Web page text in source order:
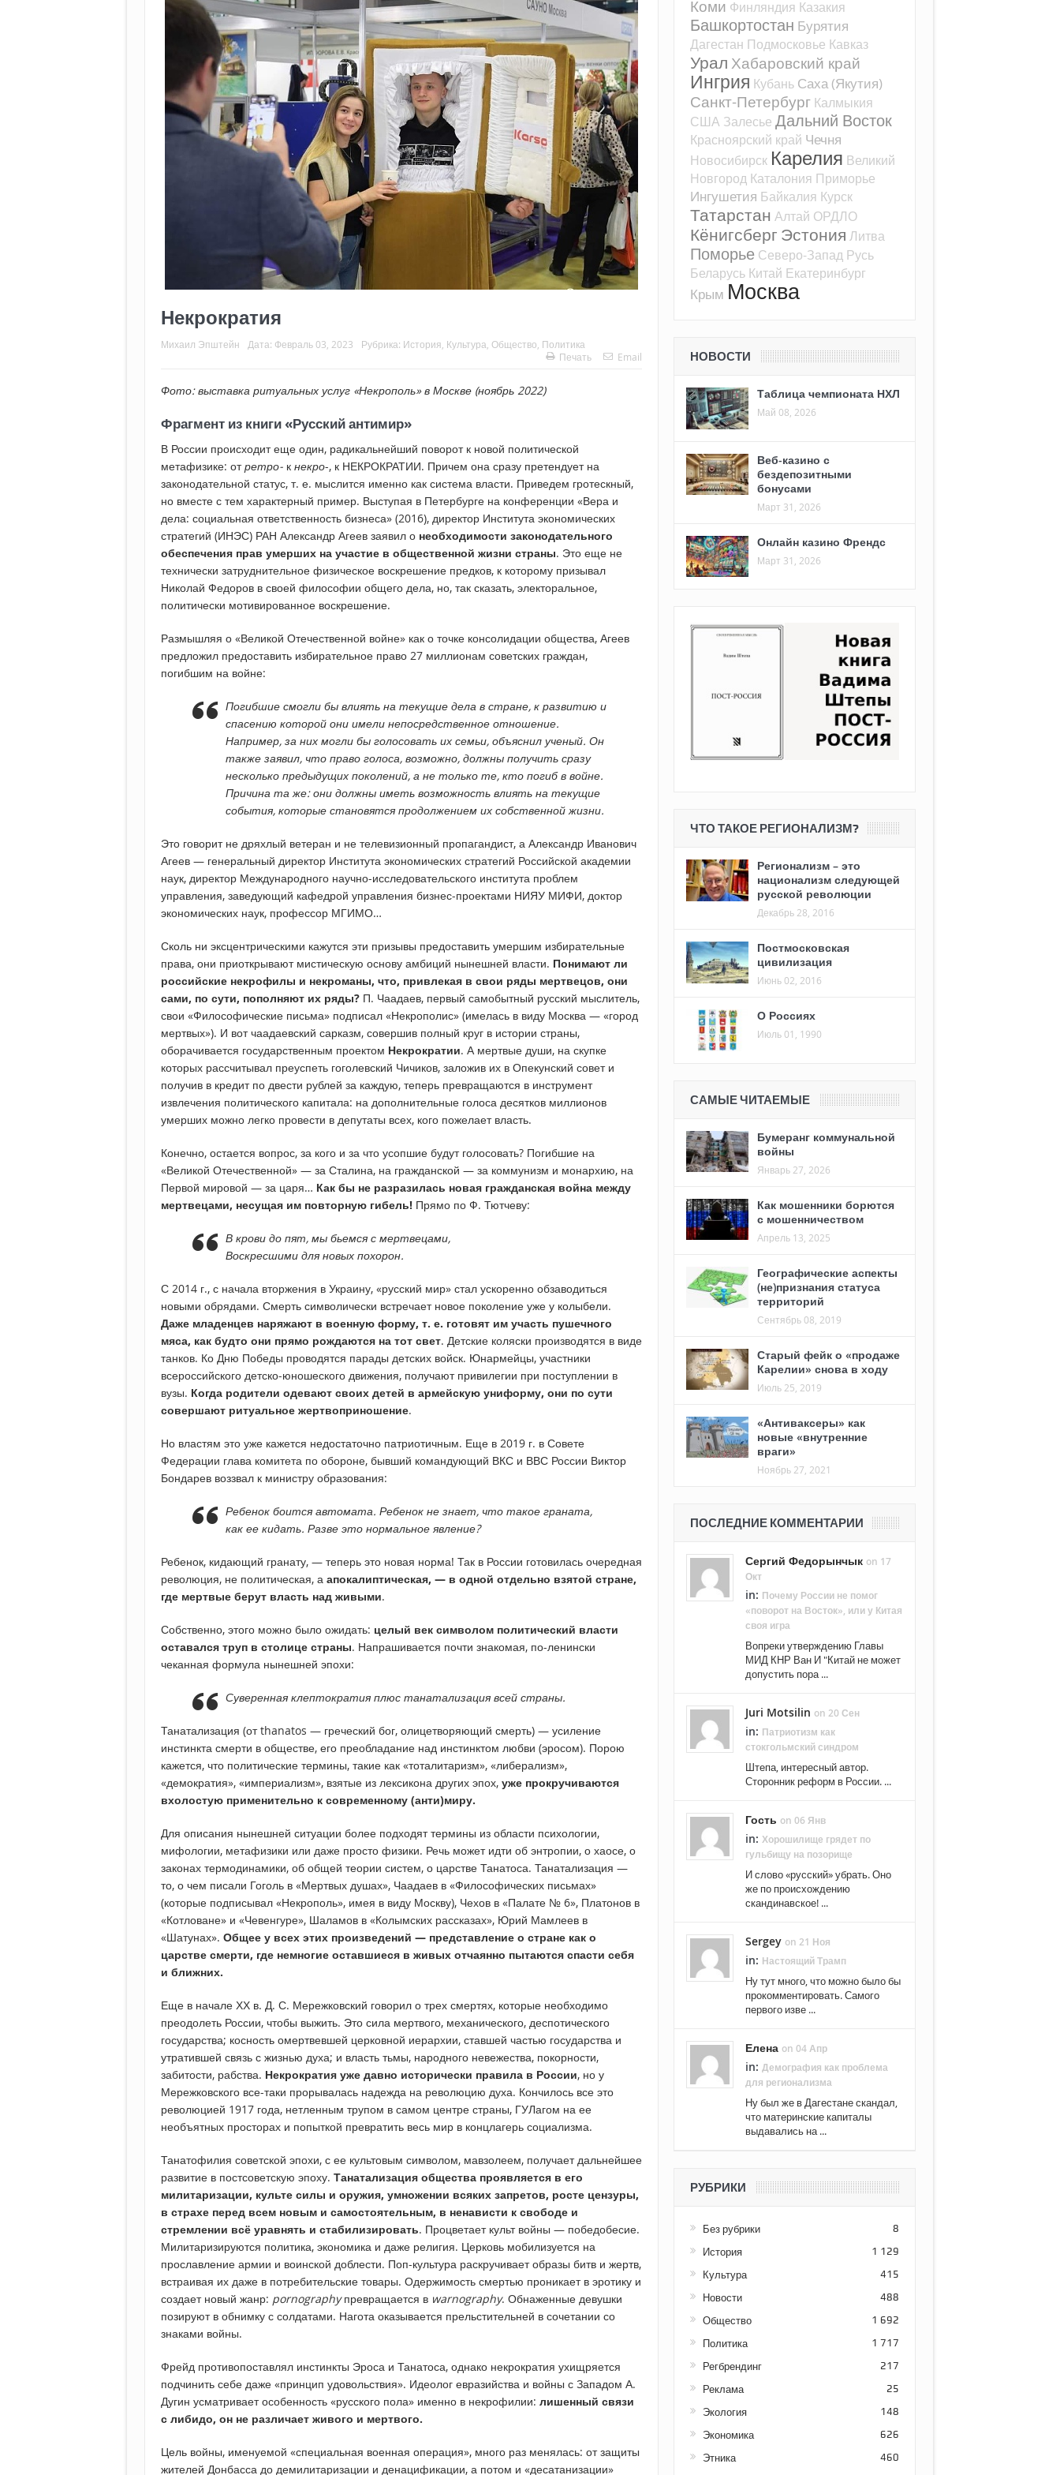
Некрократия
Михаил Эпштейн Дата: Февраль 03, 2023 Рубрика: История Культура Общество Политика
Печать
Email
Фото: выставка ритуальных услуг «Некрополь» в Москве (ноябрь 2022)
Фрагмент из книги «Русский антимир»
В России происходит еще один, радикальнейший поворот к новой политической
метафизике: отретро- к некро-, к НЕКРОКРАТИИ. Причем она сразу претендует на
законодательной статус, т. е. мыслится именно как система власти. Приведем гротескный,
но вместе с тем характерный пример. Выступая в Петербурге на конференции «Вера и
дела: социальная ответственность бизнеса» (2016), директор Института экономических
стратегий (ИНЭС) РАН Александр Агеев заявил о необходимости законодательного
обеспечения прав умерших на участие в общественной жизни страны. Это еще не
технически затруднительное физическое воскрешение предков, к которому призывал
Николай Федоров в своей философии общего дела, но, так сказать, электоральное,
политически мотивированное воскрешение.
Размышляя о «Великой Отечественной войне» как о точке консолидации общества, Агеев
предложил предоставить избирательное право 27 миллионам советских граждан,
погибшим на войне:
Погибшие смогли бы влиять на текущие дела в стране, к развитию и
спасению которой они имели непосредственное отношение.
Например, за них могли бы голосовать их семьи, объяснил ученый. Он
также заявил, что право голоса, возможно, должны получить сразу
несколько предыдущих поколений, а не только те, кто погиб в войне.
Причина та же: они должны иметь возможность влиять на текущие
события, которые становятся продолжением их собственной жизни.
Это говорит не дряхлый ветеран и не телевизионный пропагандист, а Александр Иванович
Агеев — генеральный директор Института экономических стратегий Российской академии
наук, директор Международного научно-исследовательского института проблем
управления, заведующий кафедрой управления бизнес-проектами НИЯУ МИФИ, доктор
экономических наук, профессор МГИМО…
Сколь ни эксцентрическими кажутся эти призывы предоставить умершим избирательные
права, они приоткрывают мистическую основу амбиций нынешней власти. Понимают ли
российские некрофилы и некроманы, что, привлекая в свои ряды мертвецов, они
сами, по сути, пополняют их ряды? П. Чаадаев, первый самобытный русский мыслитель,
свои «Философические письма» подписал «Некрополис» (имелась в виду Москва — «город
мертвых»). И вот чаадаевский сарказм, совершив полный круг в истории страны,
оборачивается государственным проектом Некрократии. А мертвые души, на скупке
которых рассчитывал преуспеть гоголевский Чичиков, заложив их в Опекунский совет и
получив в кредит по двести рублей за каждую, теперь превращаются в инструмент
извлечения политического капитала: на дополнительные голоса десятков миллионов
умерших можно легко провести в депутаты всех, кого пожелает власть.
Конечно, остается вопрос, за кого и за что усопшие будут голосовать? Погибшие на
«Великой Отечественной» — за Сталина, на гражданской — за коммунизм и монархию, на
Первой мировой — за царя… Как бы не разразилась новая гражданская война между
мертвецами, несущая им повторную гибель! Прямо по Ф. Тютчеву:
В крови до пят, мы бьемся с мертвецами,
Воскресшими для новых похорон.
С 2014 г., с начала вторжения в Украину, «русский мир» стал ускоренно обзаводиться
новыми обрядами. Смерть символически встречает новое поколение уже у колыбели.
Даже младенцев наряжают в военную форму, т. е. готовят им участь пушечного
мяса, как будто они прямо рождаются на тот свет. Детские коляски производятся в виде
танков. Ко Дню Победы проводятся парады детских войск. Юнармейцы, участники
всероссийского детско-юношеского движения, получают привилегии при поступлении в
вузы. Когда родители одевают своих детей в армейскую униформу, они по сути
совершают ритуальное жертвоприношение.
Но властям это уже кажется недостаточно патриотичным. Еще в 2019 г. в Совете
Федерации глава комитета по обороне, бывший командующий ВКС и ВВС России Виктор
Бондарев воззвал к министру образования:
Ребенок боится автомата. Ребенок не знает, что такое граната,
как ее кидать. Разве это нормальное явление?
Ребенок, кидающий гранату, — теперь это новая норма! Так в России готовилась очередная
революция, не политическая, а апокалиптическая, — в одной отдельно взятой стране,
где мертвые берут власть над живыми.
Собственно, этого можно было ожидать: целый век символом политический власти
оставался труп в столице страны. Напрашивается почти знакомая, по-ленински
чеканная формула нынешней эпохи:
Суверенная клептократия плюс танатализация всей страны.
Танатализация (от thanatos — греческий бог, олицетворяющий смерть) — усиление
инстинкта смерти в обществе, его преобладание над инстинктом любви (эросом). Порою
кажется, что политические термины, такие как «тоталитаризм», «либерализм»,
«демократия», «империализм», взятые из лексикона других эпох, уже прокручиваются
вхолостую применительно к современному (анти)миру.
Для описания нынешней ситуации более подходят термины из области психологии,
мифологии, метафизики или даже просто физики. Речь может идти об энтропии, о хаосе, о
законах термодинамики, об общей теории систем, о царстве Танатоса. Танатализация —
то, о чем писали Гоголь в «Мертвых душах», Чаадаев в «Философических письмах»
(которые подписывал «Некрополь», имея в виду Москву), Чехов в «Палате № 6», Платонов в
«Котловане» и «Чевенгуре», Шаламов в «Колымских рассказах», Юрий Мамлеев в
«Шатунах». Общее у всех этих произведений — представление о стране как о
царстве смерти, где немногие оставшиеся в живых отчаянно пытаются спасти себя
и ближних.
Еще в начале ХХ в. Д. С. Мережковский говорил о трех смертях, которые необходимо
преодолеть России, чтобы выжить. Это сила мертвого, механического, деспотического
государства; косность омертвевшей церковной иерархии, ставшей частью государства и
утратившей связь с жизнью духа; и власть тьмы, народного невежества, покорности,
забитости, рабства. Некрократия уже давно исторически правила в России, но у
Мережковского все-таки прорывалась надежда на революцию духа. Кончилось все это
революцией 1917 года, нетленным трупом в самом центре страны, ГУЛагом на ее
необъятных просторах и попыткой превратить весь мир в концлагерь социализма.
Танатофилия советской эпохи, с ее культовым символом, мавзолеем, получает дальнейшее
развитие в постсоветскую эпоху. Танатализация общества проявляется в его
милитаризации, культе силы и оружия, умножении всяких запретов, росте цензуры,
в страхе перед всем новым и самостоятельным, в ненависти к свободе и
стремлении всё уравнять и стабилизировать. Процветает культ войны — победобесие.
Милитаризируются политика, экономика и даже религия. Церковь мобилизуется на
прославление армии и воинской доблести. Поп-культура раскручивает образы битв и жертв,
встраивая их даже в потребительские товары. Одержимость смертью проникает в эротику и
создает новый жанр: pornographyпревращается в warnography. Обнаженные девушки
позируют в обнимку с солдатами. Нагота оказывается прельстительней в сочетании со
знаками войны.
Фрейд противопоставлял инстинкты Эроса и Танатоса, однако некрократия ухищряется
подчинить себе даже «принцип удовольствия». Идеолог евразийства и войны с Западом А.
Дугин усматривает особенность «русского пола» именно в некрофилии: лишенный связи
с либидо, он не различает живого и мертвого.
Цель войны, именуемой «специальная военная операция», много раз менялась: от защиты
жителей Донбасса до демилитаризации и денацификации, а потом и «десатанизации»
Коми Финляндия Казакия
Башкортостан Бурятия
Дагестан Подмосковье Кавказ
Урал Хабаровский край
Ингрия Кубань Саха (Якутия)
Санкт-Петербург Калмыкия
США Залесье Дальний Восток
Красноярский край Чечня
Новосибирск Карелия Великий
Новгород Каталония Приморье
Ингушетия Байкалия Курск
Татарстан Алтай ОРДЛО
Кёнигсберг Эстония Литва
Поморье Северо-Запад Русь
Беларусь Китай Екатеринбург
Крым Москва
НОВОСТИ
Таблица чемпионата НХЛ
Май 08, 2026
Веб-казино с
бездепозитными
бонусами
Март 31, 2026
Онлайн казино Френдс
Март 31, 2026
ЧТО ТАКОЕ РЕГИОНАЛИЗМ?
Регионализм – это
национализм следующей
русской революции
Декабрь 28, 2016
Постмосковская
цивилизация
Июнь 02, 2016
О Россиях
Июль 01, 1990
САМЫЕ ЧИТАЕМЫЕ
Бумеранг коммунальной
войны
Январь 27, 2026
Как мошенники борются
с мошенничеством
Апрель 13, 2025
Географические аспекты
(не)признания статуса
территорий
Сентябрь 08, 2019
Старый фейк о «продаже
Карелии» снова в ходу
Июль 25, 2019
«Антиваксеры» как
новые «внутренние
враги»
Ноябрь 27, 2021
ПОСЛЕДНИЕ КОММЕНТАРИИ
Сергий Федорынчык on 17
Окт
in: Почему России не помог
«поворот на Восток», или у Китая
своя игра
Вопреки утверждению Главы
МИД КНР Ван И "Китай не может
допустить пора ...
Juri Motsilin on 20 Сен
in: Патриотизм как
стокгольмский синдром
Штепа, интересный автор.
Сторонник реформ в России. ...
Гость on 06 Янв
in: Хорошилище грядет по
гульбищу на позорище
И слово «русский» убрать. Оно
же по происхождению
скандинавское! ...
Sergey on 21 Ноя
in: Настоящий Трамп
Ну тут много, что можно было бы
прокомментировать. Самого
первого изве ...
Елена on 04 Апр
in: Демография как проблема
для регионализма
Ну был же в Дагестане скандал,
что материнские капиталы
выдавались на ...
РУБРИКИ
Без рубрики 8
История 1 129
Культура 415
Новости 488
Общество 1 692
Политика 1 717
Регбрендинг 217
Реклама 25
Экология 148
Экономика 626
Этника 460